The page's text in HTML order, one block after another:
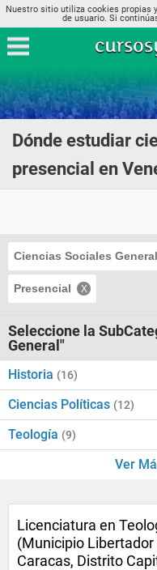
Nuestro sitio utiliza cookies propias
de usuario. Si
Dónde estudiar
presencial en
Ciencias Sociales General
Presencial
Seleccione la
General"
Historia (16)
Ciencias Políticas (12)
Teología (9)
Ver
Licenciatura en
(Municipio Libertador
Caracas, Distrito